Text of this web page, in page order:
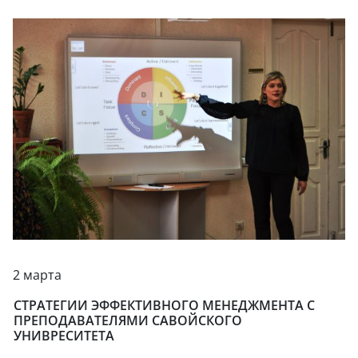
2 марта
СТРАТЕГИИ ЭФФЕКТИВНОГО МЕНЕДЖМЕНТА С
ПРЕПОДАВАТЕЛЯМИ САВОЙСКОГО
УНИВРЕСИТЕТА